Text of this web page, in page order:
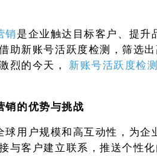
销是企业触达目标客户、提升
助新账号活跃度检测，筛选
烈的今天， 新账号活跃度检测
销的优势与挑战
球用户规模和高互动性，为
与客户建立联系，推送个性